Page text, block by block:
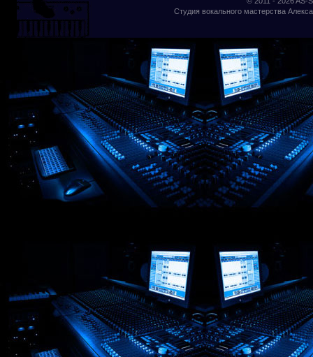
Студия вокального мастерства